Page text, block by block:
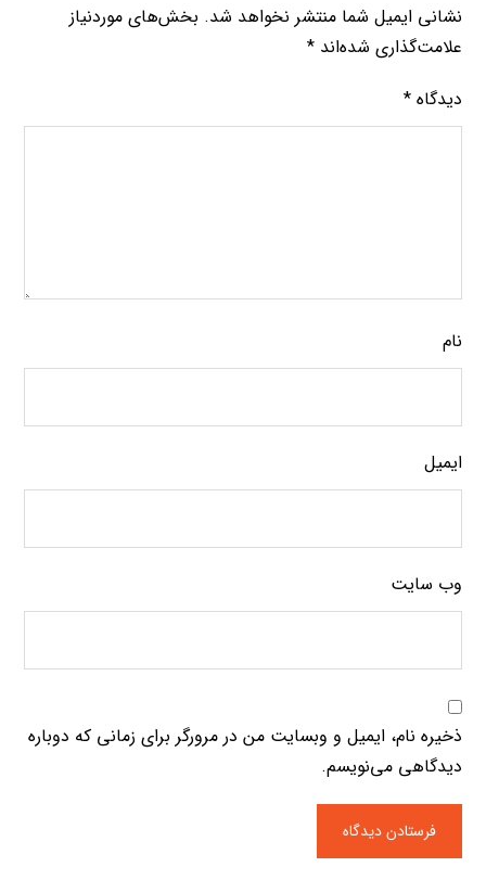
نشانی ایمیل شما منتشر نخواهد شد. بخش‌های موردنیاز
علامت‌گذاری شده‌اند*
دیدگاه*
نام
ایمیل
وب‌ سایت
ذخیره نام، ایمیل و وبسایت من در مرورگر برای زمانی که دوباره
دیدگاهی می‌نویسم.